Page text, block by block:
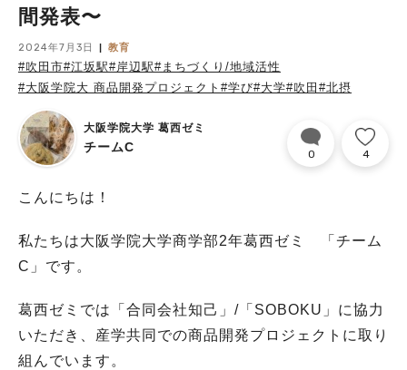
間発表〜
2024年7月3日 教育
#吹田市#江坂駅#岸辺駅#まちづくり/地域活性
#大阪学院大 商品開発プロジェクト #学び#大学#吹田 #北摂
大阪学院大学 葛西ゼミ
チームC 0 4
こんにちは！
私たちは大阪学院大学商学部2年葛西ゼミ 「チーム
C」です。
葛西ゼミでは「合同会社知己」/「SOBOKU」に協力
いただき、産学共同での商品開発プロジェクトに取り
組んでいます。